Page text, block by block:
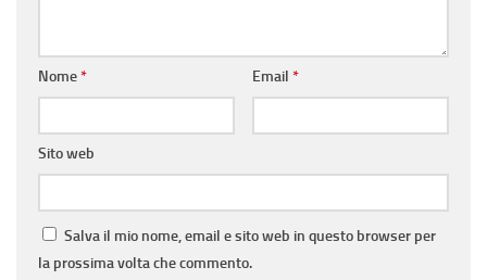
Nome* Email *
Sito web
Salva il mio nome, email e sito web in questo browser per
la prossima volta che commento.